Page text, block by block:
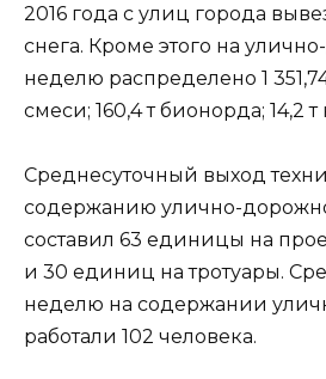
2016 года с улиц города
снега. Кроме этого на
неделю распределено 1
смеси; 160,4 т бионорда; 14,2
Среднесуточный выход
содержанию улично-
составил 63 единицы на
и 30 единиц на тротуары.
неделю на содержании
работали 102 человека.